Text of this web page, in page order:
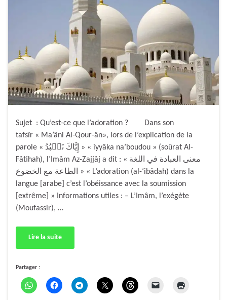
Sujet : Qu’est-ce que l’adoration ? Dans son
tafsîr « Ma’âni Al-Qour-ân», lors de l’explication de la
parole « إِيَّاكَ نَعۡبُدُ » « iyyâka na’boudou » (soûrat Al-
Fâtihah), l’Imâm Az-Zajjâj a dit : « معنى العبادة في اللغة
الطاعة مع الخضوع » « L’adoration (al-‘ibâdah) dans la
langue [arabe] c’est l’obéissance avec la soumission
[extrême] » Informations utiles : – L’Imâm, l’exégète
(Moufassir), …
Lire la suite
Partager :